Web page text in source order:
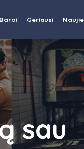
Barai Geriausi
sau